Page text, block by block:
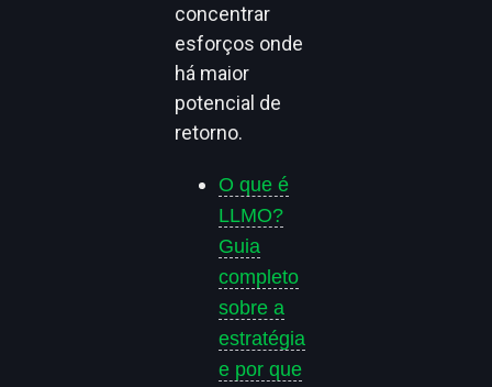
concentrar
esforços onde
há maior
potencial de
retorno.
O que é
LLMO?
Guia
completo
sobre a
estratégia
e por que